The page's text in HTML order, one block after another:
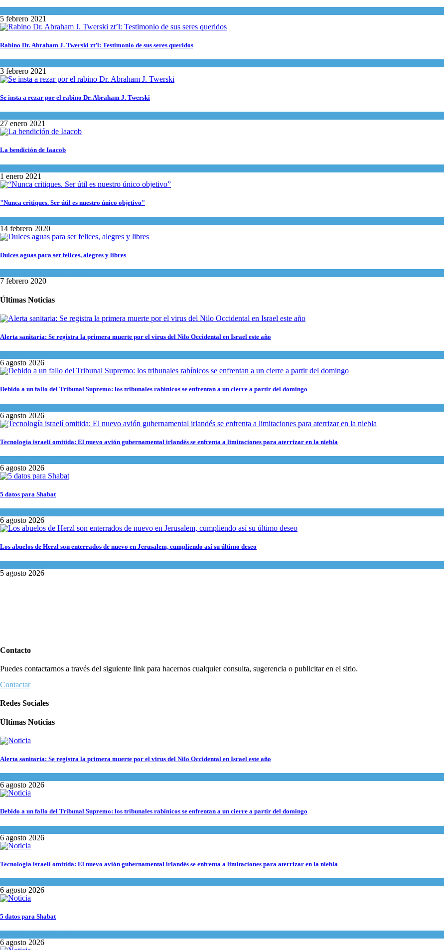
5 febrero 2021
Rabino Dr. Abraham J. Twerski zt’l: Testimonio de sus seres queridos
3 febrero 2021
Se insta a rezar por el rabino Dr. Abraham J. Twerski
27 enero 2021
La bendición de Iaacob
1 enero 2021
"Nunca critiques. Ser útil es nuestro único objetivo"
14 febrero 2020
Dulces aguas para ser felices, alegres y libres
7 febrero 2020
Últimas Noticias
Alerta sanitaria: Se registra la primera muerte por el virus del Nilo Occidental en Israel este año
6 agosto 2026
Debido a un fallo del Tribunal Supremo: los tribunales rabínicos se enfrentan a un cierre a partir del domingo
6 agosto 2026
Tecnología israelí omitida: El nuevo avión gubernamental irlandés se enfrenta a limitaciones para aterrizar en la niebla
6 agosto 2026
5 datos para Shabat
6 agosto 2026
Los abuelos de Herzl son enterrados de nuevo en Jerusalem, cumpliendo así su último deseo
5 agosto 2026
Contacto
Puedes contactarnos a través del siguiente link para hacernos cualquier consulta, sugerencia o publicitar en el sitio.
Contactar
Redes Sociales
Últimas Noticias
Alerta sanitaria: Se registra la primera muerte por el virus del Nilo Occidental en Israel este año
6 agosto 2026
Debido a un fallo del Tribunal Supremo: los tribunales rabínicos se enfrentan a un cierre a partir del domingo
6 agosto 2026
Tecnología israelí omitida: El nuevo avión gubernamental irlandés se enfrenta a limitaciones para aterrizar en la niebla
6 agosto 2026
5 datos para Shabat
6 agosto 2026